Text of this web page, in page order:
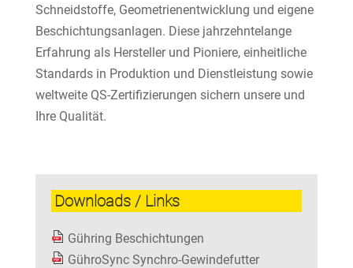
Schneidstoffe, Geometrienentwicklung und eigene
Beschichtungsanlagen. Diese jahrzehntelange
Erfahrung als Hersteller und Pioniere, einheitliche
Standards in Produktion und Dienstleistung sowie
weltweite QS-Zertifizierungen sichern unsere und
Ihre Qualität.
Downloads / Links
Gühring Beschichtungen
GühroSync Synchro-Gewindefutter